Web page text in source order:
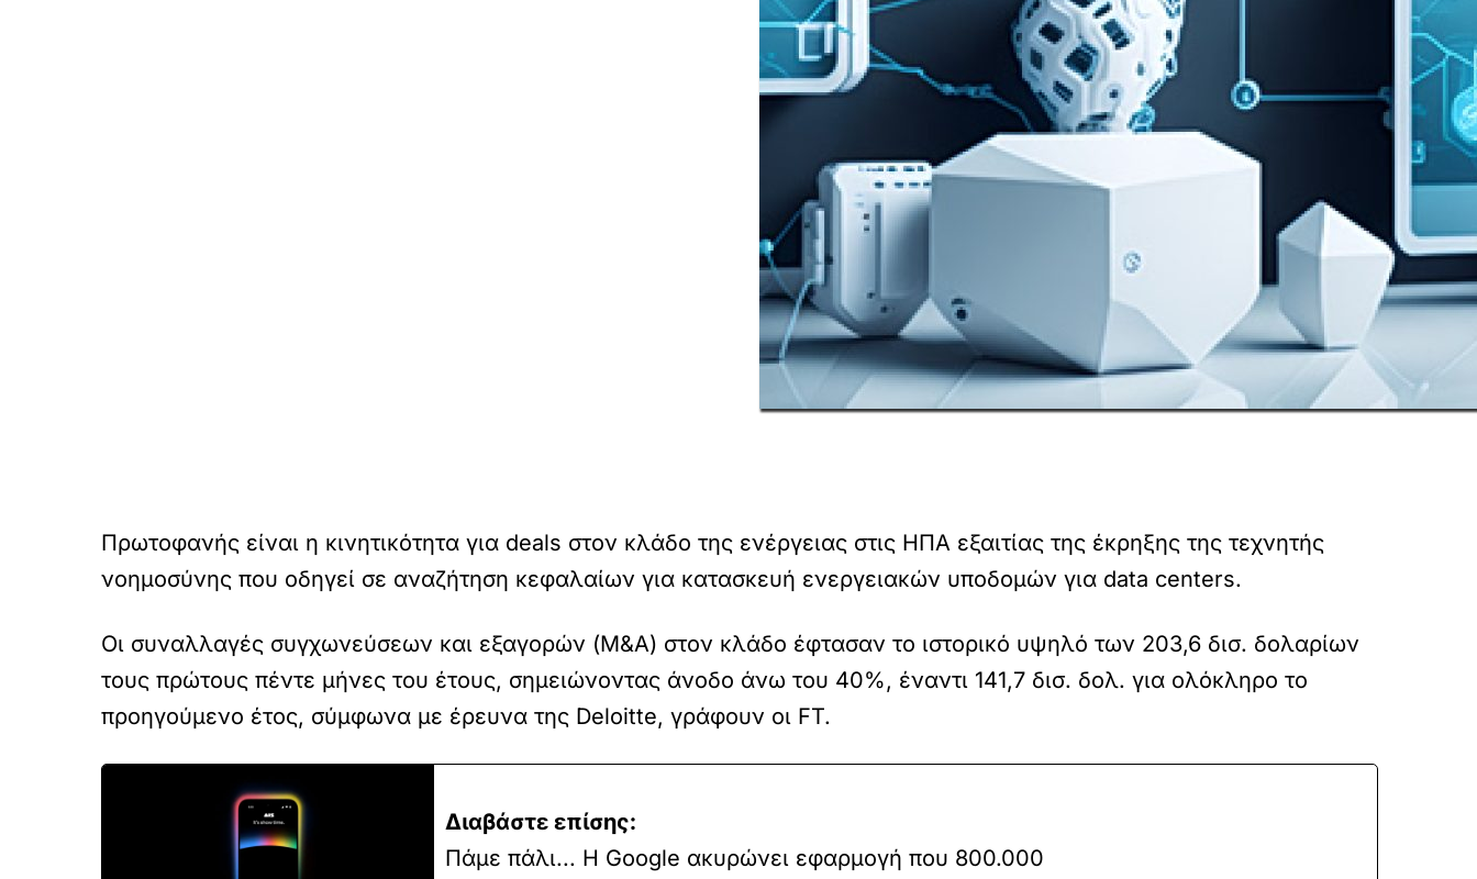
Πρωτοφανής είναι η κινητικότητα για deals στον κλάδο της ενέργειας στις ΗΠΑ εξαιτίας της έκρηξης της τεχνητής
νοημοσύνης που οδηγεί σε αναζήτηση κεφαλαίων για κατασκευή ενεργειακών υποδομών για data centers.
Οι συναλλαγές συγχωνεύσεων και εξαγορών (M&A) στον κλάδο έφτασαν το ιστορικό υψηλό των 203,6 δισ. δολαρίων
τους πρώτους πέντε μήνες του έτους, σημειώνοντας άνοδο άνω του 40%, έναντι 141,7 δισ. δολ. για ολόκληρο το
προηγούμενο έτος, σύμφωνα με έρευνα της Deloitte, γράφουν οι FT.
Διαβάστε επίσης:
Πάμε πάλι... Η Google ακυρώνει εφαρμογή που 800.000